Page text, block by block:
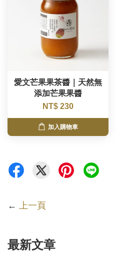
愛文芒果果茶醬｜天然無
添加芒果果醬
NT$ 230
加入購物車
← 上一頁
最新文章